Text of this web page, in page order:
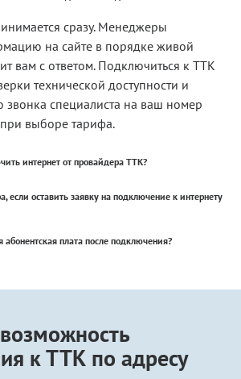
сразу. Менеджеры
на сайте в порядке живой
вам с ответом. Подключиться к ТТК
технической доступности и
специалиста на ваш номер
выборе тарифа.
интернет от провайдера ТТК?
если оставить заявку на подключение к интернету
абонентская плата после подключения?
к ТТК по адресу